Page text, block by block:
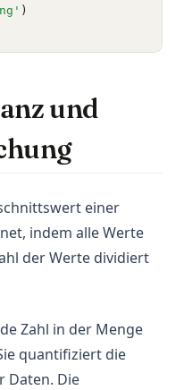
)
und
einer
indem alle Werte
der Werte dividiert
Zahl in der Menge
quantifiziert die
Daten. Die